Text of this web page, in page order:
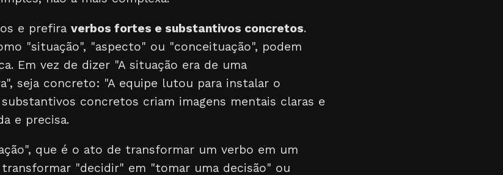
e prefira verbos fortes e substantivos concretos.
"situação", "aspecto" ou "conceituação", podem
Em vez de dizer "A situação era de uma
seja concreto: "A equipe lutou para instalar o
concretos criam imagens mentais claras e
e precisa.
que é o ato de transformar um verbo em um
"decidir" em "tomar uma decisão" ou